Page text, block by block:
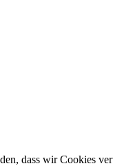
dass wir Cookies